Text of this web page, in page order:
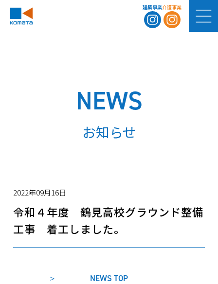
建築事業介護事業
NEWS
お知らせ
2022年09月16日
令和４年度 鶴見高校グラウンド整備
工事 着工しました。
NEWS TOP